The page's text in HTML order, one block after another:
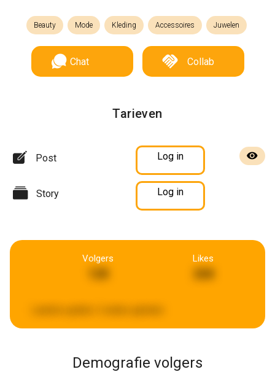
Beauty Mode Kleding Accessoires Juwelen
Chat Collab
Tarieven
Post Log in
Story Log in
Volgers Likes
268
Demografie volgers